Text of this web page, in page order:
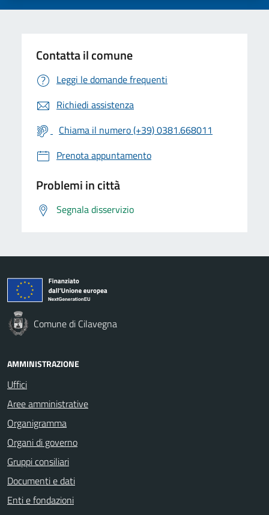
Contatta il comune
Leggi le domande frequenti
Richiedi assistenza
Chiama il numero (+39) 0381.668011
Prenota appuntamento
Problemi in città
Segnala disservizio
Comune di Cilavegna
AMMINISTRAZIONE
Uffici
Aree amministrative
Organigramma
Organi di governo
Gruppi consiliari
Documenti e dati
Enti e fondazioni